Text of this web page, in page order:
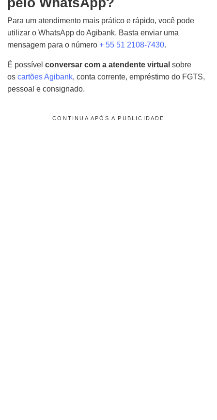
Para um atendimento mais prático e rápido, você pode
utilizar o WhatsApp do Agibank. Basta enviar uma
mensagem para o número + 55 51 2108-7430.
É possível conversar com a atendente virtual sobre
os cartões Agibank, conta corrente, empréstimo do FGTS,
pessoal e consignado.
CONTINUA APÓS A PUBLICIDADE